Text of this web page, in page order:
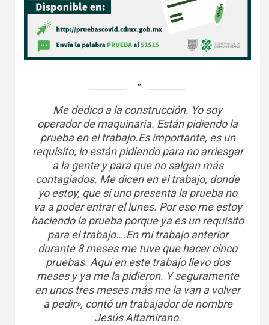
Me dedico a la construcción. Yo soy
operador de maquinaria. Están pidiendo la
prueba en el trabajo.Es importante, es un
requisito, lo están pidiendo para no arriesgar
a la gente y para que no salgan más
contagiados. Me dicen en el trabajo, donde
yo estoy, que si uno presenta la prueba no
va a poder entrar el lunes. Por eso me estoy
haciendo la prueba porque ya es un requisito
para el trabajo….En mi trabajo anterior
durante 8 meses me tuve que hacer cinco
pruebas. Aquí en este trabajo llevo dos
meses y ya me la pidieron. Y seguramente
en unos tres meses más me la van a volver
a pedir», contó un trabajador de nombre
Jesús Altamirano.